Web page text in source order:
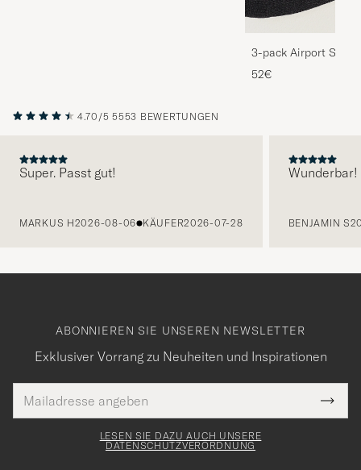
3-pack Airport
Melange
52€
4.70/5 5553 BEWERTUNGEN
Super. Passt gut!
MARKUS H2026-08-06 KÄUFER2026-07-28
Wunderbar!
BENJAMIN S
ABONNIEREN SIE UNSEREN NEWSLETTER
Exklusiver Vorrang zu Neuheiten und Inspirationen
Mail
Adresse
Tack
för
LESEN SIE DAZU AUCH UNSERE
DATENSCHUTZVERORDNUNG